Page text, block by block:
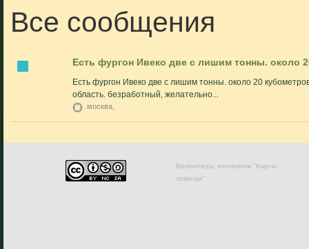
Все сообщения
Есть фургон Ивеко две с лишим тонны. около
Есть фургон Ивеко две с лишим тонны. около 20
область. безработный, желательно...
москва,
Волонтеры, коллектив "Карты
помощи"